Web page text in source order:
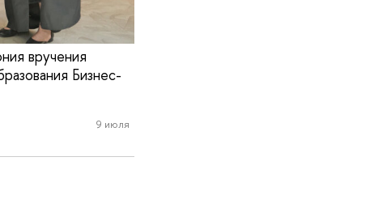
вручения
Бизнес-
9 июля